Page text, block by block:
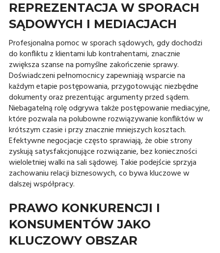
REPREZENTACJA W SPORACH
SĄDOWYCH I MEDIACJACH
Profesjonalna pomoc w sporach sądowych, gdy dochodzi
do konfliktu z klientami lub kontrahentami, znacznie
zwiększa szanse na pomyślne zakończenie sprawy.
Doświadczeni pełnomocnicy zapewniają wsparcie na
każdym etapie postępowania, przygotowując niezbędne
dokumenty oraz prezentując argumenty przed sądem.
Niebagatelną rolę odgrywa także postępowanie mediacyjne,
które pozwala na polubowne rozwiązywanie konfliktów w
krótszym czasie i przy znacznie mniejszych kosztach.
Efektywne negocjacje często sprawiają, że obie strony
zyskują satysfakcjonujące rozwiązanie, bez konieczności
wieloletniej walki na sali sądowej. Takie podejście sprzyja
zachowaniu relacji biznesowych, co bywa kluczowe w
dalszej współpracy.
PRAWO KONKURENCJI I
KONSUMENTÓW JAKO
KLUCZOWY OBSZAR